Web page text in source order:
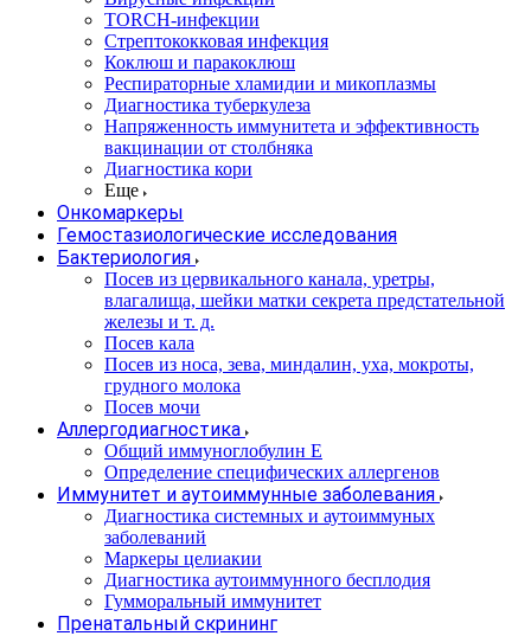
TORCH-инфекции
Стрептококковая инфекция
Коклюш и паракоклюш
Респираторные хламидии и микоплазмы
Диагностика туберкулеза
Напряженность иммунитета и эффективность
вакцинации от столбняка
Диагностика кори
Еще
Онкомаркеры
Гемостазиологические исследования
Бактериология
Посев из цервикального канала, уретры,
влагалища, шейки матки секрета предстательной
железы и т. д.
Посев кала
Посев из носа, зева, миндалин, уха, мокроты,
грудного молока
Посев мочи
Аллергодиагностика
Общий иммуноглобулин Е
Определение специфических аллергенов
Иммунитет и аутоиммунные заболевания
Диагностика системных и аутоиммуных
заболеваний
Маркеры целиакии
Диагностика аутоиммунного бесплодия
Гумморальный иммунитет
Пренатальный скрининг